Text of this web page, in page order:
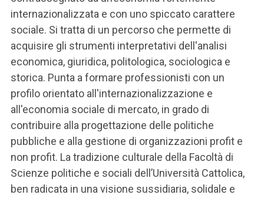
internazionalizzata e con uno spiccato carattere
sociale. Si tratta di un percorso che permette di
acquisire gli strumenti interpretativi dell'analisi
economica, giuridica, politologica, sociologica e
storica. Punta a formare professionisti con un
profilo orientato all'internazionalizzazione e
all'economia sociale di mercato, in grado di
contribuire alla progettazione delle politiche
pubbliche e alla gestione di organizzazioni profit e
non profit. La tradizione culturale della Facoltà di
Scienze politiche e sociali dell’Università Cattolica,
ben radicata in una visione sussidiaria, solidale e